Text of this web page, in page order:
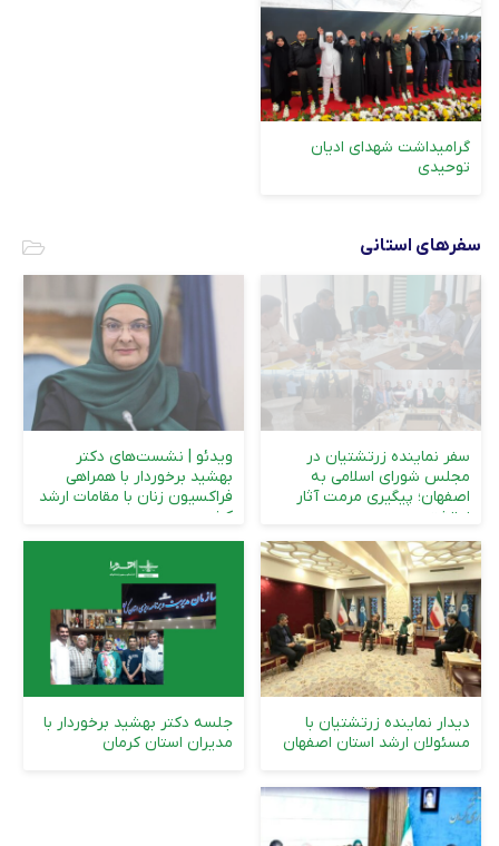
گرامیداشت شهدای ادیان
توحیدی
سفرهای استانی
سفر نماینده زرتشتیان در
مجلس شورای اسلامی به
اصفهان؛ پیگیری مرمت آثار
زرتشتی و...
ویدئو | نشست‌های دکتر
بهشید برخوردار با همراهی
فراکسیون زنان با مقامات ارشد
کش...
دیدار نماینده زرتشتیان با
مسئولان ارشد استان اصفهان
جلسه دکتر بهشید برخوردار با
مدیران استان کرمان